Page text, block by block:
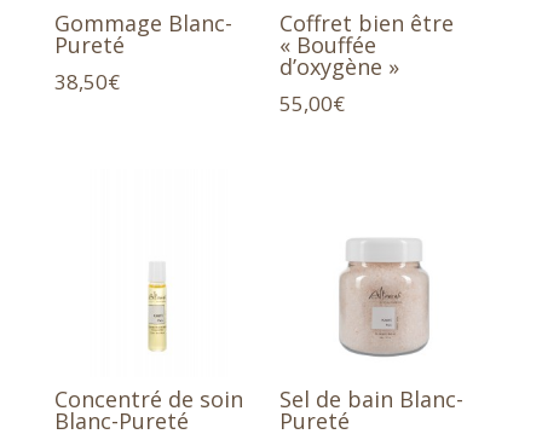
Gommage Blanc-
Pureté
38,50€
Coffret bien être
« Bouffée
d’oxygène »
55,00€
Concentré de soin
Blanc-Pureté
Sel de bain Blanc-
Pureté